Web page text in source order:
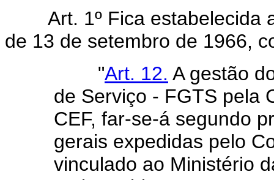
Art. 1º Fica estabelecida
de 13 de setembro de 1966,
"Art. 12. A gestão
de Serviço - FGTS pela
CEF, far-se-á segundo
gerais expedidas pelo
vinculado ao Ministério